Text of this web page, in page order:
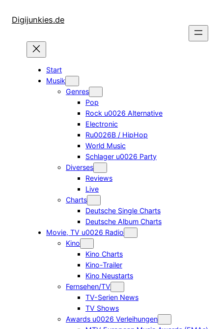
InhaltDigijunkies.de
Start
Musik
Genres
Pop
Rock u0026 Alternative
Electronic
Ru0026B / HipHop
World Music
Schlager u0026 Party
Diverses
Reviews
Live
Charts
Deutsche Single Charts
Deutsche Album Charts
Movie, TV u0026 Radio
Kino
Kino Charts
Kino-Trailer
Kino Neustarts
Fernsehen/TV
TV-Serien News
TV Shows
Awards u0026 Verleihungen